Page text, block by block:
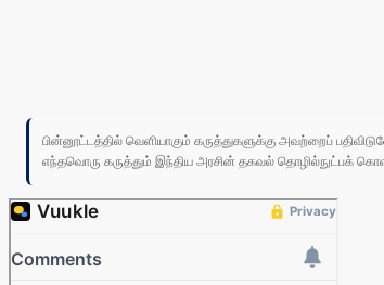
பின்னூட்டத்தில் வெளியாகும் கருத்துகளுக்கு அவற்றைப்
எந்தவொரு கருத்தும் இந்திய அரசின் தகவல் தொழில்நுட்பக்